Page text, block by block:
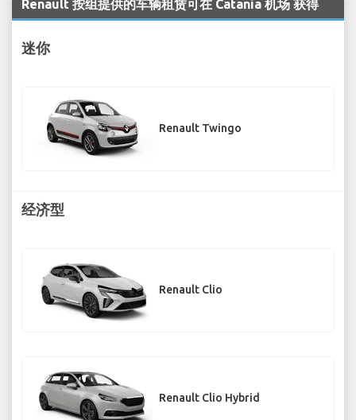
Renault 按组提供的车辆租赁可在 Catania 机场 获得
迷你
Renault Twingo
经济型
Renault Clio
Renault Clio Hybrid